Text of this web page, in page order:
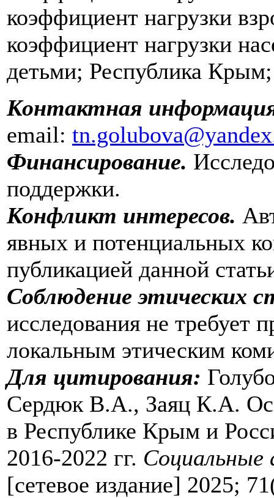
коэффициент нагрузки
коэффициент нагрузки
детьми; Республика
Контактная
email:
Финансирование.
поддержки.
Конфликт интересов.
явных и потенциальных
публикацией данной
Соблюдение этических
исследования не требует
локальным этическим
Для цитирования:
Сердюк В.А., Заяц К.А.
в Республике Крым и
2016-2022 гг. Социальные
[сетевое издание] 2025;